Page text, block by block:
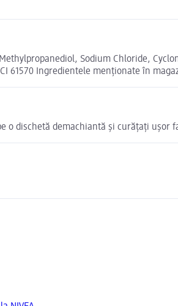
Sodium Chloride,
61570 Ingredientele menționate în
o dischetă demachiantă și curățați